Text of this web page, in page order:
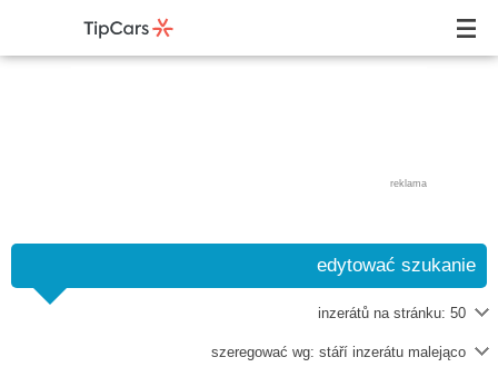
reklama
edytować szukanie
inzerátů na stránku: 50
szeregować wg: stáří inzerátu malejąco